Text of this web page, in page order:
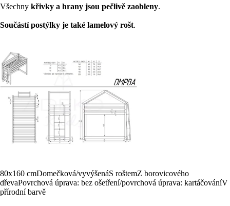
Všechny křivky a hrany jsou pečlivě zaobleny.
Součástí postýlky je také lamelový rošt.
80x160 cmDomečková/vyvýšenáS roštemZ borovicového
dřevaPovrchová úprava: bez ošetření/povrchová úprava: kartáčováníV
přírodní barvě